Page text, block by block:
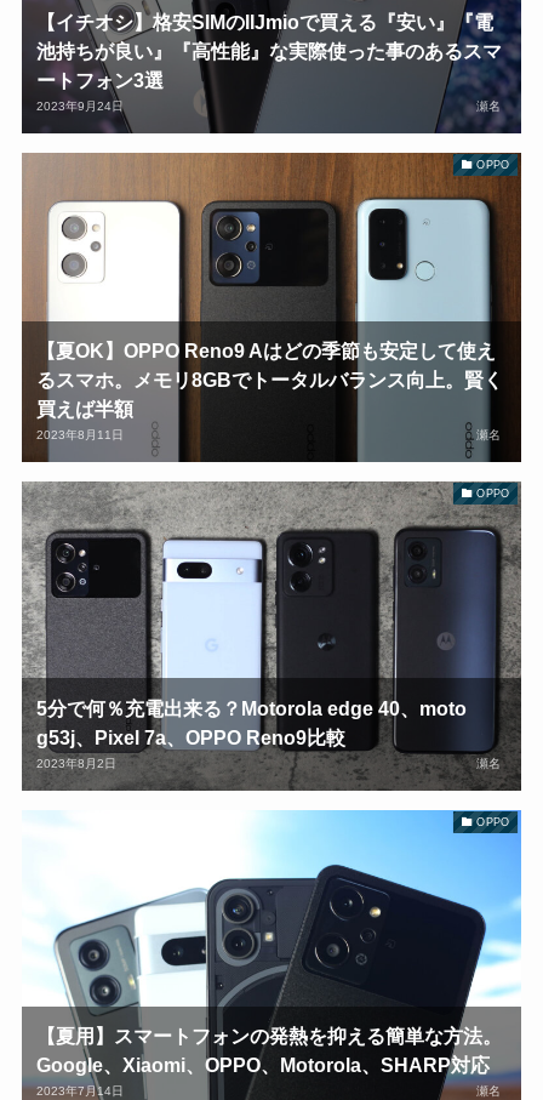
【イチオシ】格安SIMのIIJmioで買える『安い』『電
池持ちが良い』『高性能』な実際使った事のあるスマ
ートフォン3選
2023年9月24日 瀬名
OPPO
【夏OK】OPPO Reno9 Aはどの季節も安定して使え
るスマホ。メモリ8GBでトータルバランス向上。賢く
買えば半額
2023年8月11日 瀬名
OPPO
5分で何％充電出来る？Motorola edge 40、moto
g53j、Pixel 7a、OPPO Reno9比較
2023年8月2日 瀬名
OPPO
【夏用】スマートフォンの発熱を抑える簡単な方法。
Google、Xiaomi、OPPO、Motorola、SHARP対応
2023年7月14日 瀬名